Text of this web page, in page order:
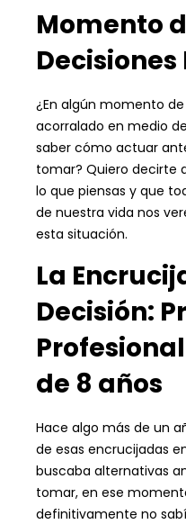
Momento
¿En algún momento
acorralado en medio
saber cómo actuar
tomar? Quiero decirte
lo que piensas y que
de nuestra vida nos
esta situación.
La
Decisión:
de 8 años
Hace algo más de un
de esas encrucijadas
buscaba alternativas
tomar, en ese
definitivamente no